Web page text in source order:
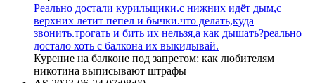
Реально достали курильщики.с нижних идёт дым,с
верхних летит пепел и бычки.что делать,куда
звонить.трогать и бить их нельзя,а как дышать?реально
достало хоть с балкона их выкидывай.
Курение на балконе под запретом: как любителям
никотина выписывают штрафы